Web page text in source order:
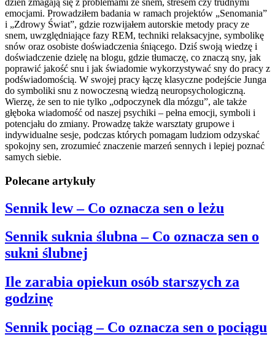
dzień zmagają się z problemami ze snem, stresem czy trudnymi
emocjami. Prowadziłem badania w ramach projektów „Senomania”
i „Zdrowy Świat”, gdzie rozwijałem autorskie metody pracy ze
snem, uwzględniające fazy REM, techniki relaksacyjne, symbolikę
snów oraz osobiste doświadczenia śniącego. Dziś swoją wiedzę i
doświadczenie dzielę na blogu, gdzie tłumaczę, co znaczą sny, jak
poprawić jakość snu i jak świadomie wykorzystywać sny do pracy z
podświadomością. W swojej pracy łączę klasyczne podejście Junga
do symboliki snu z nowoczesną wiedzą neuropsychologiczną.
Wierzę, że sen to nie tylko „odpoczynek dla mózgu”, ale także
głęboka wiadomość od naszej psychiki – pełna emocji, symboli i
potencjału do zmiany. Prowadzę także warsztaty grupowe i
indywidualne sesje, podczas których pomagam ludziom odzyskać
spokojny sen, zrozumieć znaczenie marzeń sennych i lepiej poznać
samych siebie.
Polecane artykuły
Sennik lew – Co oznacza sen o leżu
Sennik suknia ślubna – Co oznacza sen o
sukni ślubnej
Ile zarabia opiekun osób starszych za
godzinę
Sennik pociąg – Co oznacza sen o pociągu